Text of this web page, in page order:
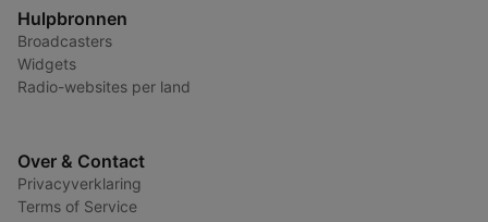
Hulpbronnen
Broadcasters
Widgets
Radio-websites per land
Over & Contact
Privacyverklaring
Terms of Service